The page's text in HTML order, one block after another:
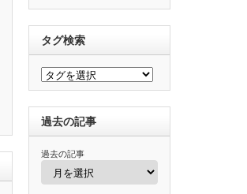
タグ検索
過去の記事
過去の記事